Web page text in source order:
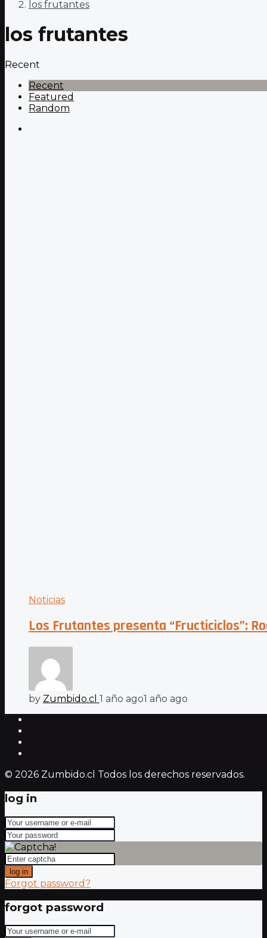
los frutantes
los frutantes
Recent
Recent
Featured
Random
Noticias
Los Frutantes presenta “Fructiciclos”:
by Zumbido.cl 1 año ago1 año ago
© 2026 Zumbido.cl Todos los derechos reservados.
log in
log in
Forgot password?
forgot password